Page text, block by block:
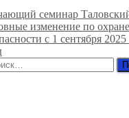
семинар
изменение по
с 1 сентября 2025